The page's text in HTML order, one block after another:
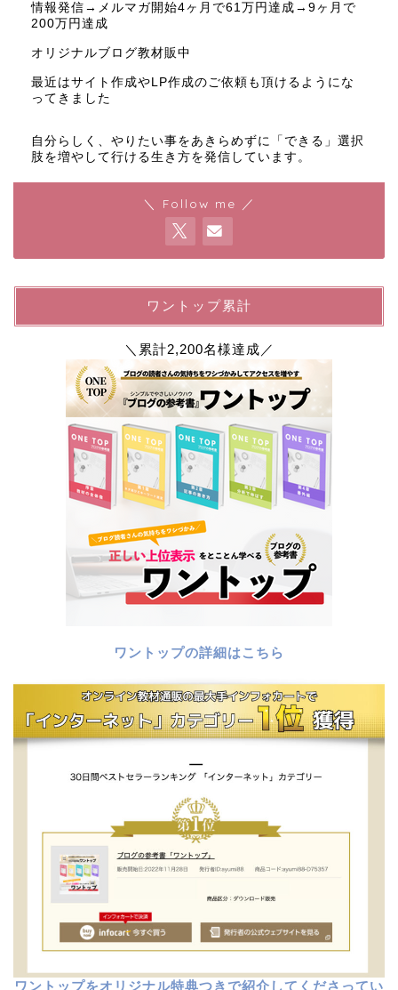
情報発信→メルマガ開始4ヶ月で61万円達成→9ヶ月で
200万円達成
オリジナルブログ教材販中
最近はサイト作成やLP作成のご依頼も頂けるようにな
ってきました
自分らしく、やりたい事をあきらめずに「できる」選択
肢を増やして行ける生き方を発信しています。
＼ Follow me ／
ワントップ累計
＼累計2,200名様達成／
ワントップの詳細はこちら
ワントップをオリジナル特典つきで紹介してくださってい